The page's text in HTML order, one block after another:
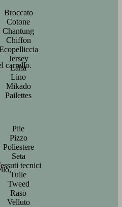
carrello.
Broccato
Cotone
Chantung
Chiffon
Jersey
Lana
Lino
Mikado
Pailettes
Pile
Pizzo
Poliestere
Seta
tecnici
Tulle
Tweed
Raso
Velluto